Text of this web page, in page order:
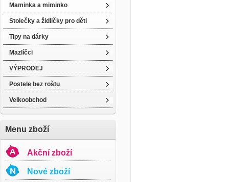
Maminka a miminko
Stolečky a židličky pro děti
Tipy na dárky
Mazlíčci
VÝPRODEJ
Postele bez roštu
Velkoobchod
Menu zboží
Akční zboží
Nové zboží